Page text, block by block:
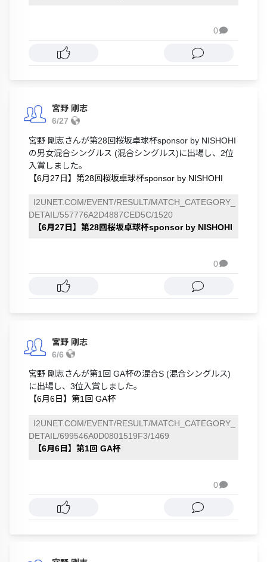
0
宮野 剛志
6/27
宮野 剛志さんが第28回桜坂卓球杯sponsor by NISHOHI
の男女混合シングルス (混合シングルス)に出場し、2位
入賞しました。
【6月27日】第28回桜坂卓球杯sponsor by NISHOHI
I2UNET.COM/EVENT/RESULT/MATCH_CATEGORY_
DETAIL/557776A2D4887CED5C/1520
【6月27日】第28回桜坂卓球杯sponsor by NISHOHI
0
宮野 剛志
6/6
宮野 剛志さんが第1回 GA杯の混合S (混合シングルス)
に出場し、3位入賞しました。
【6月6日】第1回 GA杯
I2UNET.COM/EVENT/RESULT/MATCH_CATEGORY_
DETAIL/699546A0D0801519F3/1469
【6月6日】第1回 GA杯
0